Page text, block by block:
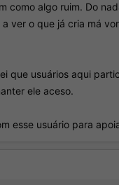
como algo ruim. Do
ver o que já cria má
que usuários aqui
ele aceso.
esse usuário para